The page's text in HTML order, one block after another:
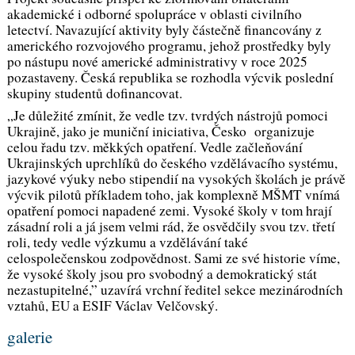
akademické i odborné spolupráce v oblasti civilního
letectví. Navazující aktivity byly částečně financovány z
amerického rozvojového programu, jehož prostředky byly
po nástupu nové americké administrativy v roce 2025
pozastaveny. Česká republika se rozhodla výcvik poslední
skupiny studentů dofinancovat.
„Je důležité zmínit, že vedle tzv. tvrdých nástrojů pomoci
Ukrajině, jako je muniční iniciativa, Česko organizuje
celou řadu tzv. měkkých opatření. Vedle začleňování
Ukrajinských uprchlíků do českého vzdělávacího systému,
jazykové výuky nebo stipendií na vysokých školách je právě
výcvik pilotů příkladem toho, jak komplexně MŠMT vnímá
opatření pomoci napadené zemi. Vysoké školy v tom hrají
zásadní roli a já jsem velmi rád, že osvědčily svou tzv. třetí
roli, tedy vedle výzkumu a vzdělávání také
celospolečenskou zodpovědnost. Sami ze své historie víme,
že vysoké školy jsou pro svobodný a demokratický stát
nezastupitelné,” uzavírá vrchní ředitel sekce mezinárodních
vztahů, EU a ESIF Václav Velčovský.
galerie